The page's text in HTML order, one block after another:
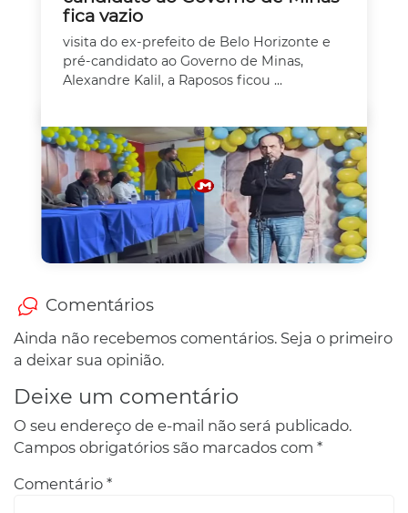
fica vazio
visita do ex-prefeito de Belo Horizonte e
pré-candidato ao Governo de Minas,
Alexandre Kalil, a Raposos ficou ...
Comentários
Ainda não recebemos comentários. Seja o primeiro
a deixar sua opinião.
Deixe um comentário
O seu endereço de e-mail não será publicado.
Campos obrigatórios são marcados com *
Comentário *